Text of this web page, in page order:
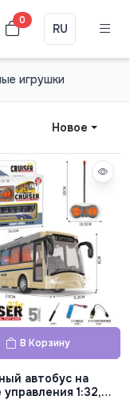
0
RU
игрушки
Новое
В Корзину
автобус на
управления 1:32,